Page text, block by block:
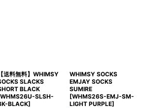
【送料無料】WHIMSY
SLACKS
BLACK
WHMS26U-SLSH-
BLACK]
WHIMSY SOCKS
EMJAY SOCKS
SUMIRE
[WHMS26S-EMJ-SM-
LIGHT PURPLE]